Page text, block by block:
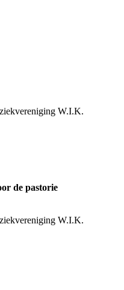
W.I.K.
de pastorie
W.I.K.